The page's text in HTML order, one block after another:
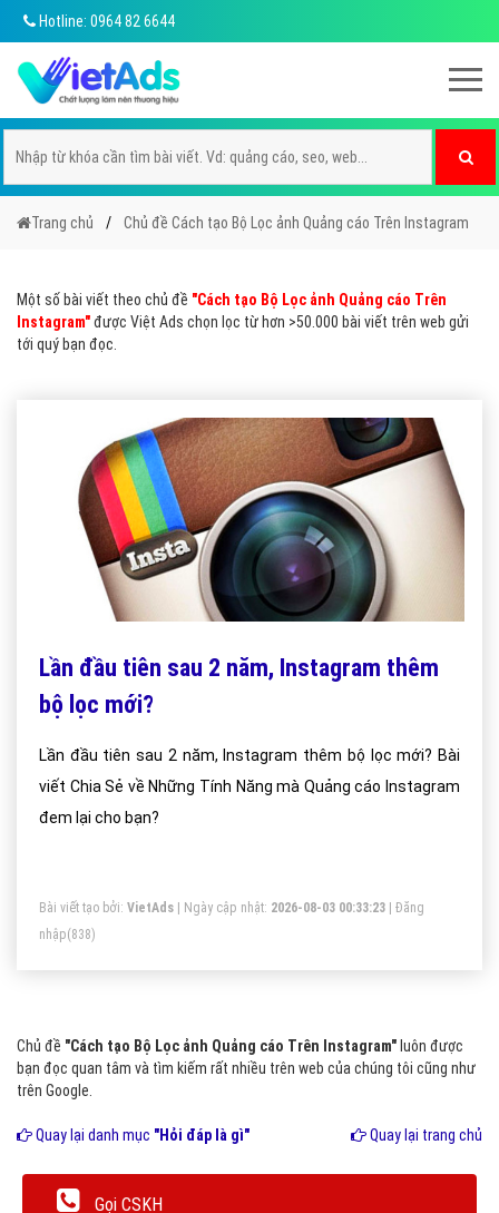
Hotline: 0964 82 6644
Trang chủ Chủ đề Cách tạo Bộ Lọc ảnh Quảng cáo Trên Instagram
Một số bài viết theo chủ đề "Cách tạo Bộ Lọc ảnh Quảng cáo Trên
Instagram"được Việt Ads chọn lọc từ hơn >50.000 bài viết trên web gửi
tới quý bạn đọc.
Lần đầu tiên sau 2 năm, Instagram thêm
bộ lọc mới?
Lần đầu tiên sau 2 năm, Instagram thêm bộ lọc mới? Bài
viết Chia Sẻ về Những Tính Năng mà Quảng cáo Instagram
đem lại cho bạn?
Bài viết tạo bởi: VietAds | Ngày cập nhật: 2026-08-03 00:33:23
Đăng
nhập(838)
Chủ đề "Cách tạo Bộ Lọc ảnh Quảng cáo Trên Instagram" luôn được
bạn đọc quan tâm và tìm kiếm rất nhiều trên web của chúng tôi cũng như
trên Google.
Quay lại danh mục "Hỏi đáp là gì" Quay lại trang chủ
Gọi CSKH